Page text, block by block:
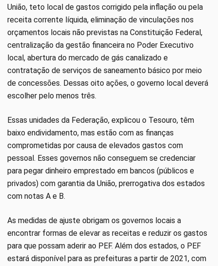
União, teto local de gastos corrigido pela inflação ou pela
receita corrente líquida, eliminação de vinculações nos
orçamentos locais não previstas na Constituição Federal,
centralização da gestão financeira no Poder Executivo
local, abertura do mercado de gás canalizado e
contratação de serviços de saneamento básico por meio
de concessões. Dessas oito ações, o governo local deverá
escolher pelo menos três.
Essas unidades da Federação, explicou o Tesouro, têm
baixo endividamento, mas estão com as finanças
comprometidas por causa de elevados gastos com
pessoal. Esses governos não conseguem se credenciar
para pegar dinheiro emprestado em bancos (públicos e
privados) com garantia da União, prerrogativa dos estados
com notas A e B.
As medidas de ajuste obrigam os governos locais a
encontrar formas de elevar as receitas e reduzir os gastos
para que possam aderir ao PEF. Além dos estados, o PEF
estará disponível para as prefeituras a partir de 2021, com